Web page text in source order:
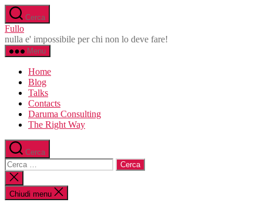
Salta
al
contenuto
Cerca
Fullo
nulla e' impossibile per chi non lo deve fare!
Menu
Home
Blog
Talks
Contacts
Daruma Consulting
The Right Way
Cerca
Cerca:
Chiudi
la
ricerca
Chiudi menu